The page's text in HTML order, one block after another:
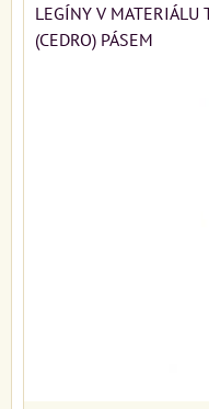
LEGÍNY V MATERIÁLU
(CEDRO) PÁSEM